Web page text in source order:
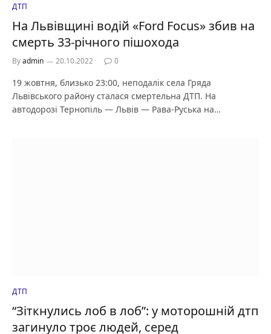
ДТП
На Львівщині водій «Ford Focus» збив на
смерть 33-річного пішохода
Byadmin 20.10.2022 0
19 жовтня, близько 23:00, неподалік села Гряда
Львівського району сталася смертельна ДТП. На
автодорозі Тернопіль — Львів — Рава-Руська на…
ДТП
“Зіткнулись лоб в лоб”: у моторошній дтп
загинуло троє людей, серед